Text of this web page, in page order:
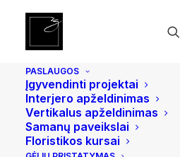
PASLAUGOS
Įgyvendinti projektai
Interjero apželdinimas
Vertikalus apželdinimas
Samanų paveikslai
Floristikos kursai
Pradžia Vidaus ir lauko vazonai